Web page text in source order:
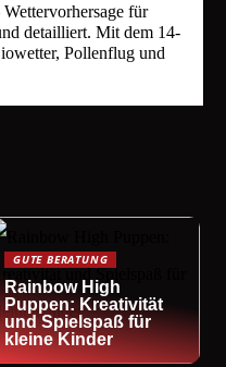
für
detailliert. Mit dem 14-
Pollenflug und
GUTE BERATUNG
Rainbow High
Puppen: Kreativität
und Spielspaß für
kleine Kinder